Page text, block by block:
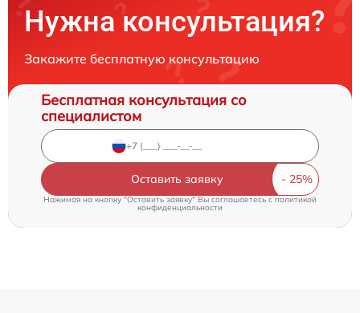
Нужна консультация?
Закажите бесплатную консультацию
Бесплатная консультация со
специалистом
Оставить заявку
Нажимая на кнопку "Оставить заявку" Вы соглашаетесь cполитикой
конфиденциальности